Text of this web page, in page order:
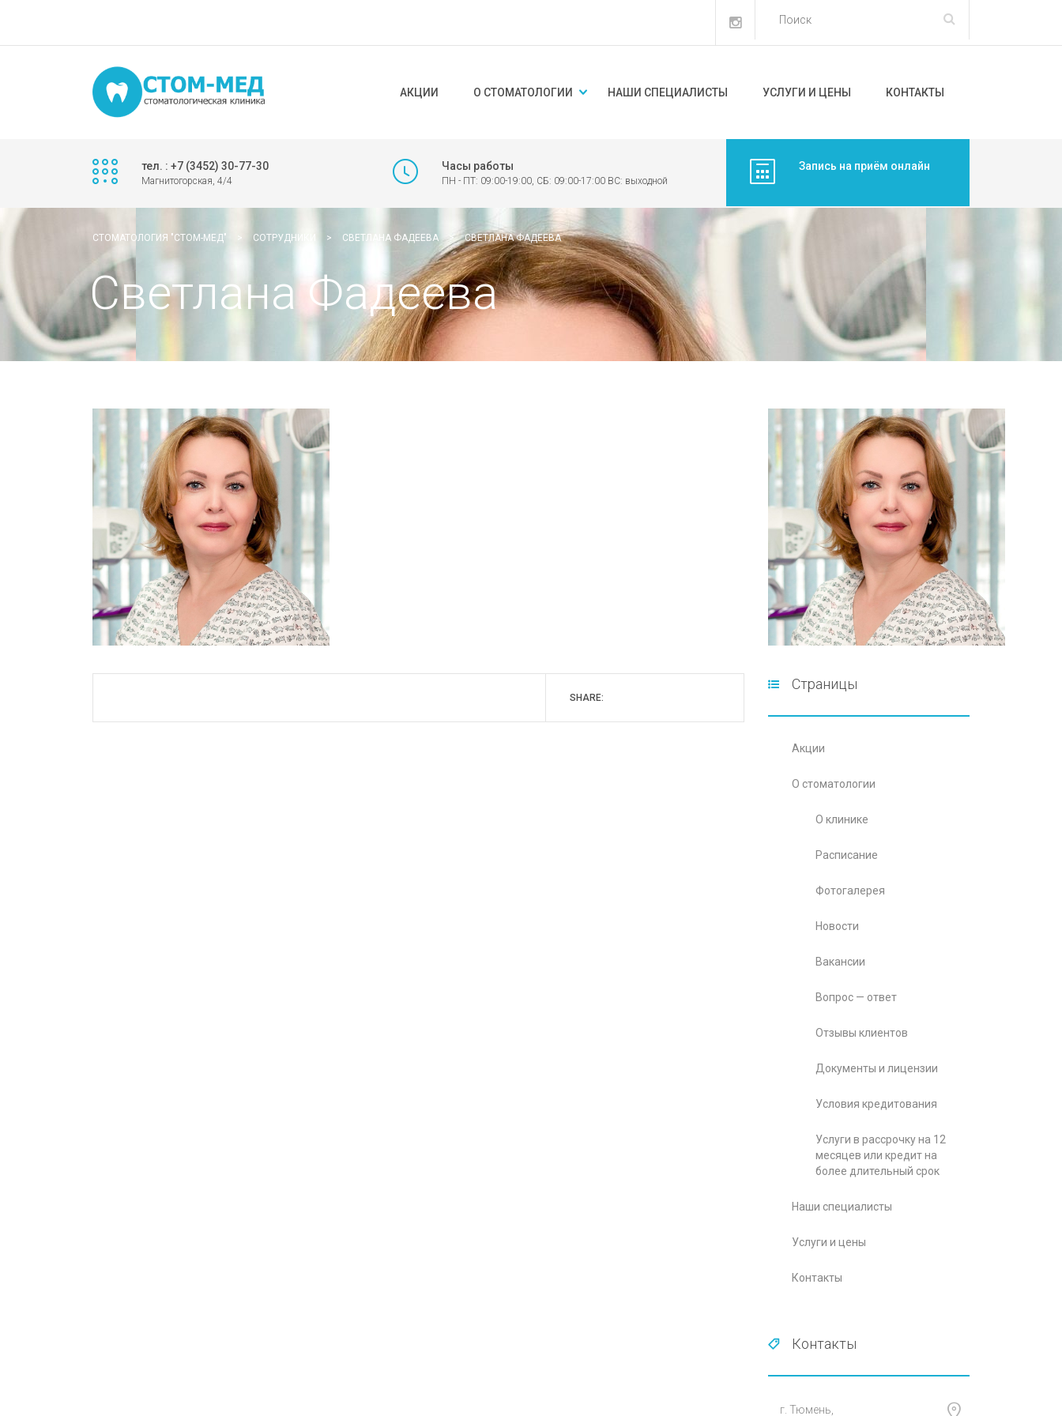
АКЦИИ О СТОМАТОЛОГИИ НАШИ СПЕЦИАЛИСТЫ УСЛУГИ И ЦЕНЫ КОНТАКТЫ
тел. : +7 (3452) 30-77-30
Магнитогорская, 4/4
Часы работы
ПН - ПТ: 09:00-19:00, СБ: 09:00-17:00 ВС: выходной
Запись на приём онлайн
СТОМАТОЛОГИЯ "СТОМ-МЕД" > СОТРУДНИКИ > СВЕТЛАНА ФАДЕЕВА > СВЕТЛАНА ФАДЕЕВА
Светлана Фадеева
SHARE:
Страницы
Акции
О стоматологии
О клинике
Расписание
Фотогалерея
Новости
Вакансии
Вопрос — ответ
Отзывы клиентов
Документы и лицензии
Условия кредитования
Услуги в рассрочку на 12
месяцев или кредит на
более длительный срок
Наши специалисты
Услуги и цены
Контакты
Контакты
г. Тюмень,